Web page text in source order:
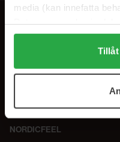
media (kan innefatta
Genom att trycka på
alla cookies, medan du
användningen av
samt vår
NORDICFEEL